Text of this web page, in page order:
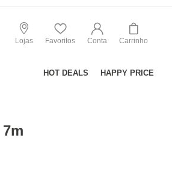
Lojas Favoritos Conta Carrinho
HOT DEALS HAPPY PRICE